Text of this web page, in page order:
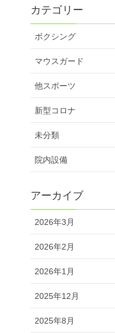
カテゴリー
ボクシング
マウスガード
他スポーツ
新型コロナ
未分類
院内設備
アーカイブ
2026年3月
2026年2月
2026年1月
2025年12月
2025年8月